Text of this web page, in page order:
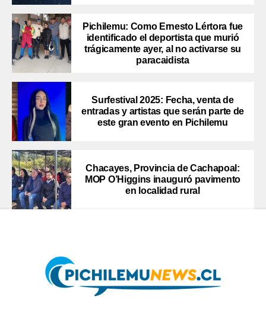
Pichilemu: Como Ernesto Lértora fue
identificado el deportista que murió
trágicamente ayer, al no activarse su
paracaidista
Surfestival 2025: Fecha, venta de
entradas y artistas que serán parte de
este gran evento en Pichilemu
Chacayes, Provincia de Cachapoal:
MOP O’Higgins inauguró pavimento
en localidad rural